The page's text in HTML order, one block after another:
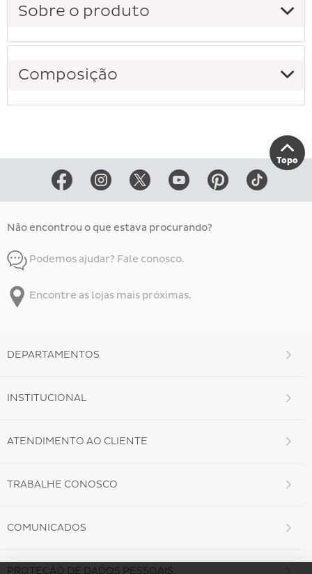
Sobre o produto
Composição
Topo
Não encontrou o que estava procurando?
Podemos ajudar? Fale conosco.
Encontre as lojas mais próximas.
DEPARTAMENTOS
INSTITUCIONAL
ATENDIMENTO AO CLIENTE
TRABALHE CONOSCO
COMUNICADOS
PROTEÇÃO DE DADOS PESSOAIS